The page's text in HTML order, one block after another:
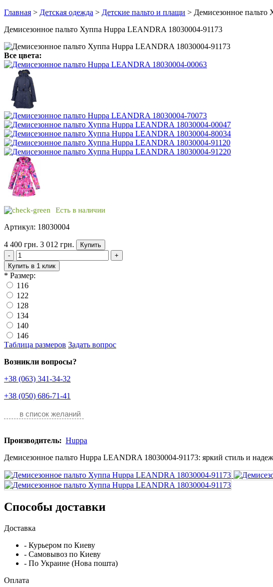
Главная > Детская одежда > Детские пальто и плащи > Демисезонное
Демисезонное пальто Хуппа Huppa LEANDRA 18030004-91173
Все цвета:
Есть в наличии
Артикул: 18030004
4 400 грн. 3 012 грн.
Купить
-
+
Купить в 1 клик
* Размер:
116
122
128
134
140
146
Таблица размеров Задать вопрос
Возникли вопросы?
+38 (063) 341-34-32
+38 (050) 686-71-41
в список желаний
Производитель: Huppa
Демисезонное пальто Huppa LEANDRA 18030004-91173: яркий стиль и
Способы доставки
Доставка
- Курьером по Киеву
- Самовывоз по Киеву
- По Украине (Нова пошта)
Оплата